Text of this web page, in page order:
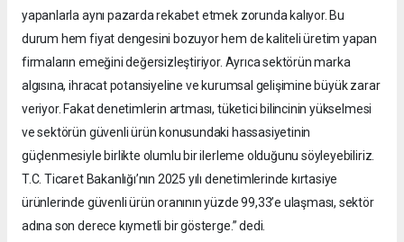
yapanlarla aynı pazarda rekabet etmek zorunda kalıyor. Bu
durum hem fiyat dengesini bozuyor hem de kaliteli üretim yapan
firmaların emeğini değersizleştiriyor. Ayrıca sektörün marka
algısına, ihracat potansiyeline ve kurumsal gelişimine büyük zarar
veriyor. Fakat denetimlerin artması, tüketici bilincinin yükselmesi
ve sektörün güvenli ürün konusundaki hassasiyetinin
güçlenmesiyle birlikte olumlu bir ilerleme olduğunu söyleyebiliriz.
T.C. Ticaret Bakanlığı’nın 2025 yılı denetimlerinde kırtasiye
ürünlerinde güvenli ürün oranının yüzde 99,33’e ulaşması, sektör
adına son derece kıymetli bir gösterge.” dedi.